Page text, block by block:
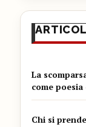
La
come
Chi si